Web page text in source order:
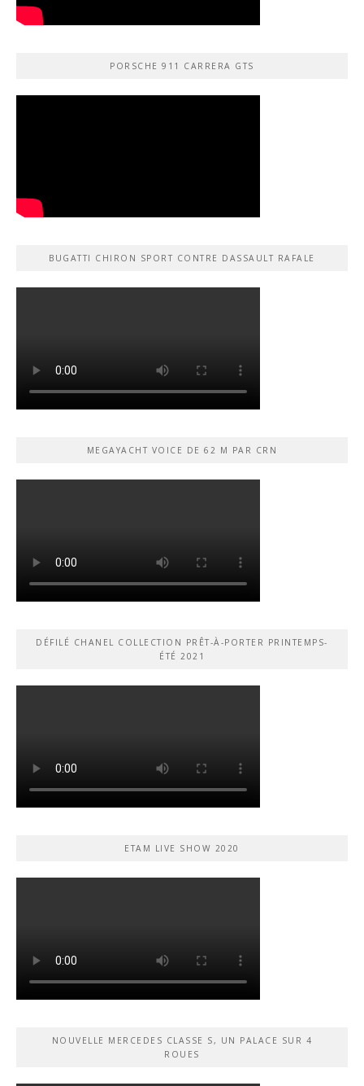
PORSCHE 911 CARRERA GTS
BUGATTI CHIRON SPORT CONTRE DASSAULT RAFALE
MEGAYACHT VOICE DE 62 M PAR CRN
DÉFILÉ CHANEL COLLECTION PRÊT-À-PORTER PRINTEMPS-
ÉTÉ 2021
ETAM LIVE SHOW 2020
NOUVELLE MERCEDES CLASSE S, UN PALACE SUR 4
ROUES